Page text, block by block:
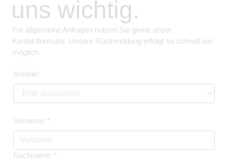
uns wichtig.
Für allgemeine Anfragen nutzen Sie gerne unser
Kontaktformular. Unsere Rückmeldung erfolgt so schnell wie
möglich.
Anrede:
Vorname: *
Nachname: *